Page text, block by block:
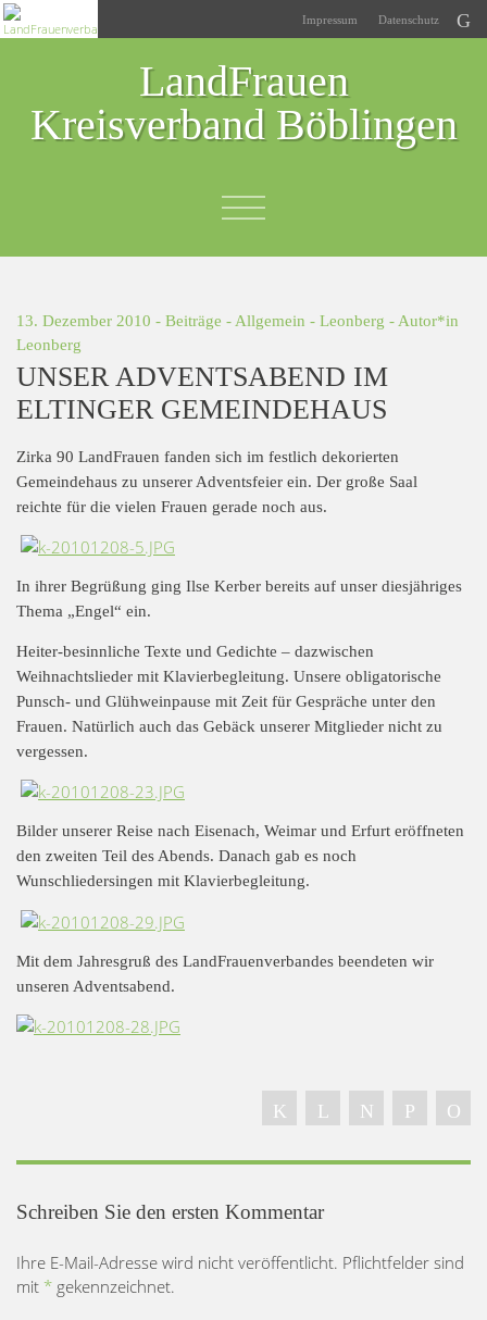
Impressum Datenschutz
LandFrauen
Kreisverband Böblingen
13. Dezember 2010 - Beiträge - Allgemein - Leonberg - Autor*in
Leonberg
UNSER ADVENTSABEND IM
ELTINGER GEMEINDEHAUS
Zirka 90 LandFrauen fanden sich im festlich dekorierten
Gemeindehaus zu unserer Adventsfeier ein. Der große Saal
reichte für die vielen Frauen gerade noch aus.
In ihrer Begrüßung ging Ilse Kerber bereits auf unser diesjähriges
Thema „Engel“ ein.
Heiter-besinnliche Texte und Gedichte – dazwischen
Weihnachtslieder mit Klavierbegleitung. Unsere obligatorische
Punsch- und Glühweinpause mit Zeit für Gespräche unter den
Frauen. Natürlich auch das Gebäck unserer Mitglieder nicht zu
vergessen.
Bilder unserer Reise nach Eisenach, Weimar und Erfurt eröffneten
den zweiten Teil des Abends. Danach gab es noch
Wunschliedersingen mit Klavierbegleitung.
Mit dem Jahresgruß des LandFrauenverbandes beendeten wir
unseren Adventsabend.
Schreiben Sie den ersten Kommentar
Ihre E-Mail-Adresse wird nicht veröffentlicht. Pflichtfelder sind
mit * gekennzeichnet.